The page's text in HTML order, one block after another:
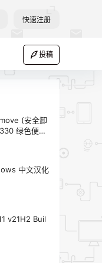
快速注册
投稿
(安全卸
绿色便携
中文汉化
v21H2 Buil